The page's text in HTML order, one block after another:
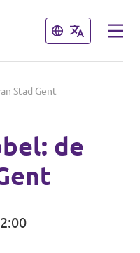
Sluiten
Sluiten
Stad Gent
de